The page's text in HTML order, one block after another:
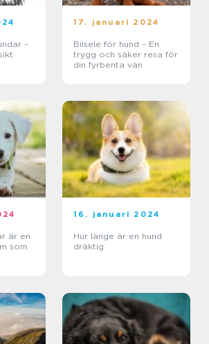
–
17. januari 2024
Bilsele för hund – En
trygg och säker resa för
din fyrbenta vän
är en
som
16. januari 2024
Hur länge är en hund
dräktig